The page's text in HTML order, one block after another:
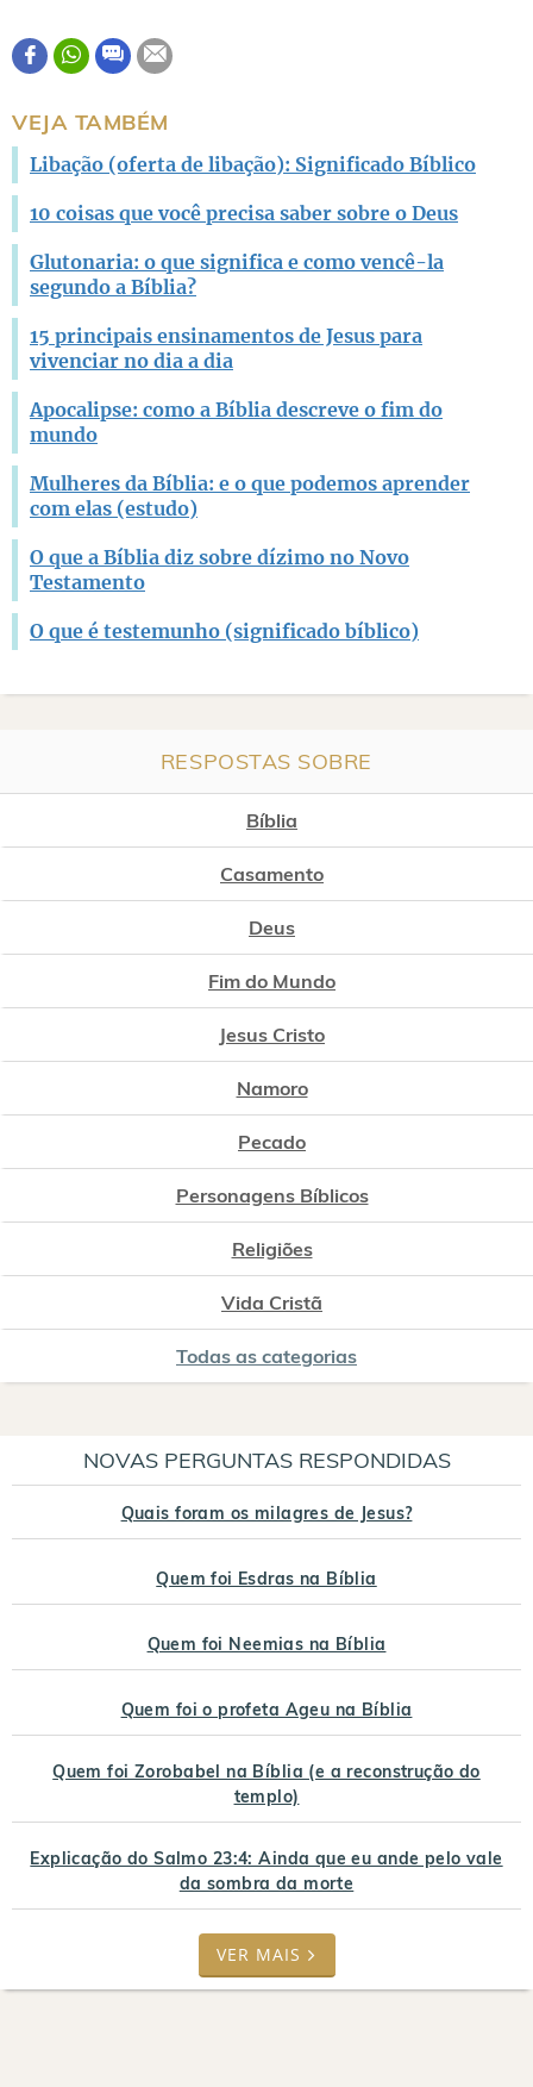
Este conteúdo contém informação incorreta
VEJA TAMBÉM
Libação (oferta de libação): Significado Bíblico
10 coisas que você precisa saber sobre o Deus
Glutonaria: o que significa e como vencê-la
segundo a Bíblia?
15 principais ensinamentos de Jesus para
vivenciar no dia a dia
Apocalipse: como a Bíblia descreve o fim do
mundo
Mulheres da Bíblia: e o que podemos aprender
com elas (estudo)
O que a Bíblia diz sobre dízimo no Novo
Testamento
O que é testemunho (significado bíblico)
RESPOSTAS SOBRE
Bíblia
Casamento
Deus
Fim do Mundo
Jesus Cristo
Namoro
Pecado
Personagens Bíblicos
Religiões
Vida Cristã
Todas as categorias
NOVAS PERGUNTAS RESPONDIDAS
Quais foram os milagres de Jesus?
Quem foi Esdras na Bíblia
Quem foi Neemias na Bíblia
Quem foi o profeta Ageu na Bíblia
Quem foi Zorobabel na Bíblia (e a reconstrução do
templo)
Explicação do Salmo 23:4: Ainda que eu ande pelo vale
da sombra da morte
VER MAIS